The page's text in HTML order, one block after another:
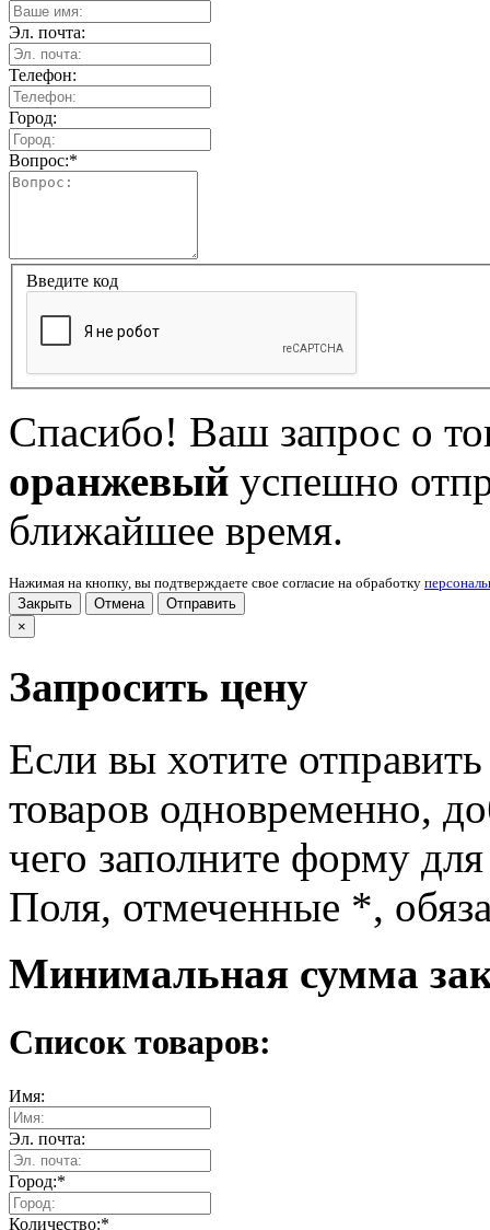
Эл. почта:
Телефон:
Город:
Вопрос:*
Введите код
Спасибо! Ваш запрос о
оранжевый успешно
ближайшее время.
Нажимая на кнопку, вы подтверждаете свое согласие на обработку
Закрыть
Отмена
Отправить
×
Запросить цену
Если вы хотите
товаров одновременно,
чего заполните форму
Поля, отмеченные *,
Минимальная сумма
Список товаров:
Имя:
Эл. почта:
Город:*
Количество:*